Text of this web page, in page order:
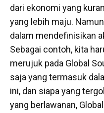
dari ekonomi yang
yang lebih maju.
dalam mendefinisikan
Sebagai contoh, kita
merujuk pada Global
saja yang termasuk
ini, dan siapa yang
yang berlawanan,